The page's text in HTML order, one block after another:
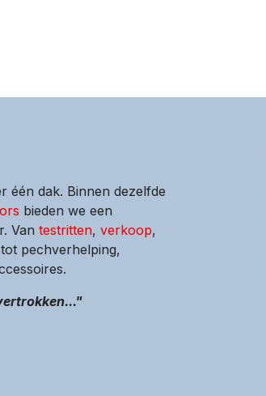
één dak. Binnen dezelfde
bieden we een
Van testritten, verkoop,
tot pechverhelping,